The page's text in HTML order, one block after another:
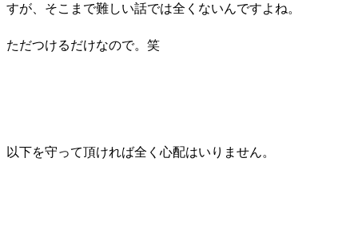
すが、そこまで難しい話では全くないんですよね。
ただつけるだけなので。笑
以下を守って頂ければ全く心配はいりません。